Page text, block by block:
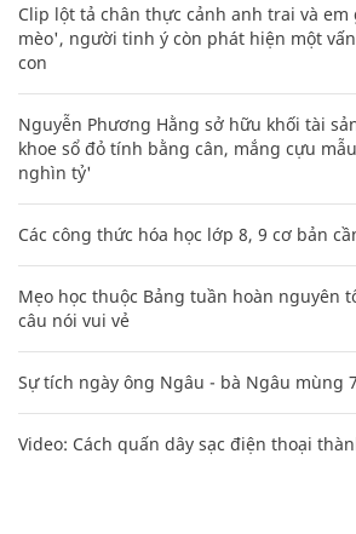
Clip lột tả chân thực cảnh anh trai và
mèo', người tinh ý còn phát hiện một
con
Nguyễn Phương Hằng sở hữu khối tài
khoe sổ đỏ tính bằng cân, mắng cựu
nghìn tỷ'
Các công thức hóa học lớp 8, 9 cơ bản
Mẹo học thuộc Bảng tuần hoàn nguyên
câu nói vui vẻ
Sự tích ngày ông Ngâu - bà Ngâu mùng
Video: Cách quấn dây sạc điện thoại